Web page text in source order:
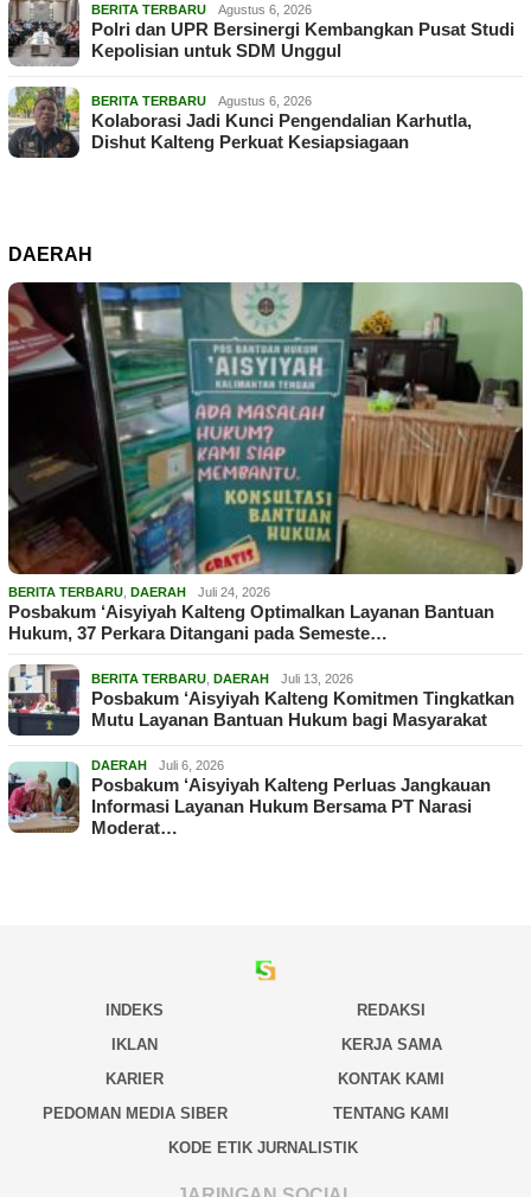
BERITA TERBARU Agustus 6, 2026
Polri dan UPR Bersinergi Kembangkan Pusat Studi
Kepolisian untuk SDM Unggul
BERITA TERBARU Agustus 6, 2026
Kolaborasi Jadi Kunci Pengendalian Karhutla,
Dishut Kalteng Perkuat Kesiapsiagaan
DAERAH
BERITA TERBARU DAERAH Juli 24, 2026
Posbakum ‘Aisyiyah Kalteng Optimalkan Layanan Bantuan
Hukum, 37 Perkara Ditangani pada Semeste…
BERITA TERBARU DAERAH Juli 13, 2026
Posbakum ‘Aisyiyah Kalteng Komitmen Tingkatkan
Mutu Layanan Bantuan Hukum bagi Masyarakat
DAERAH Juli 6, 2026
Posbakum ‘Aisyiyah Kalteng Perluas Jangkauan
Informasi Layanan Hukum Bersama PT Narasi
Moderat…
INDEKS
REDAKSI
IKLAN
KERJA SAMA
KARIER
KONTAK KAMI
PEDOMAN MEDIA SIBER
TENTANG KAMI
KODE ETIK JURNALISTIK